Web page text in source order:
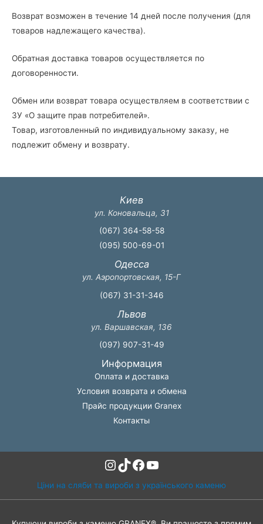
Возврат возможен в течение 14 дней после получения (для
товаров надлежащего качества).
Обратная доставка товаров осуществляется по
договоренности.
Обмен или возврат товара осуществляем в соответствии с
ЗУ «О защите прав потребителей».
Товар, изготовленный по индивидуальному заказу, не
подлежит обмену и возврату.
Киев
ул. Коновальца, 31
(067) 364-58-58
(095) 500-69-01
Одесса
ул. Аэропортовская, 15-Г
(067) 31-31-346
Львов
ул. Варшавская, 136
(097) 907-31-49
Информация
Оплата и доставка
Условия возврата и обмена
Прайс продукции Granex
Контакты
Instagram
TikTok
Facebook
YouTube
Ціни на сляби та вироби з українського каменю